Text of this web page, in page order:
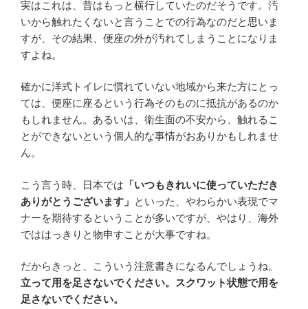
実はこれは、昔はもっと横行していたのだそうです。汚
いから触れたくないと言うことでの行為なのだと思いま
すが、その結果、便座の外が汚れてしまうことになりま
すよね。
確かに洋式トイレに慣れていない地域から来た方にとっ
ては、便座に座るという行為そのものに抵抗があるのか
もしれません。あるいは、衛生面の不安から、触れるこ
とができないという個人的な事情がおありかもしれませ
ん。
こう言う時、日本では 「いつもきれいに使っていただき
ありがとうございます」 といった、やわらかい表現でマ
ナーを期待するということが多いですが、やはり、海外
でははっきりと物申すことが大事ですね。
だからきっと、こういう注意書きになるんでしょうね。
立って用を足さないでください。スクワット状態で用を
足さないでください。